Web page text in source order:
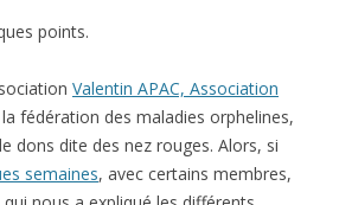
points.
Valentin APAC, Association
fédération des maladies orphelines,
dons dite des nez rouges. Alors, si
semaines, avec certains membres,